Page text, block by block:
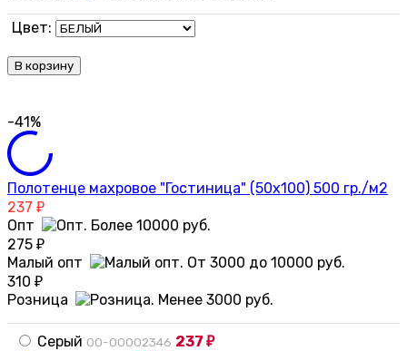
Цвет:
В корзину
-41%
Полотенце махровое "Гостиница" (50х100) 500 гр./м2
237 ₽
Опт
275 ₽
Малый опт
310 ₽
Розница
Серый 00-00002346 237 ₽